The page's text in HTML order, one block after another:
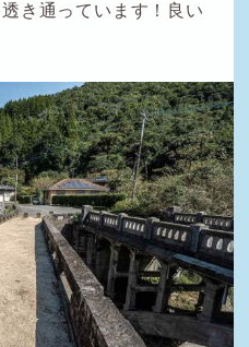
き通っています！良い